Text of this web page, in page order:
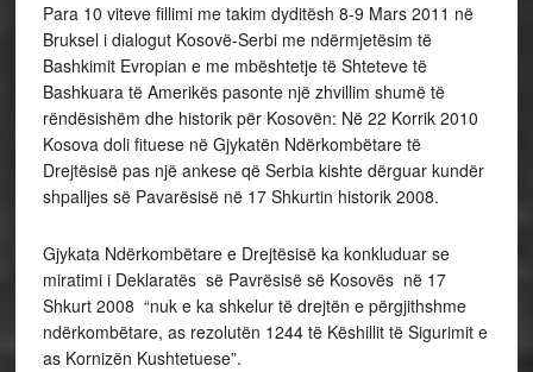
Para 10 viteve fillimi me takim dyditësh 8-9 Mars 2011 në
Bruksel i dialogut Kosovë-Serbi me ndërmjetësim të
Bashkimit Evropian e me mbështetje të Shteteve të
Bashkuara të Amerikës pasonte një zhvillim shumë të
rëndësishëm dhe historik për Kosovën: Në 22 Korrik 2010
Kosova doli fituese në Gjykatën Ndërkombëtare të
Drejtësisë pas një ankese që Serbia kishte dërguar kundër
shpalljes së Pavarësisë në 17 Shkurtin historik 2008.
Gjykata Ndërkombëtare e Drejtësisë ka konkluduar se
miratimi i Deklaratës së Pavrësisë së Kosovës në 17
Shkurt 2008 “nuk e ka shkelur të drejtën e përgjithshme
ndërkombëtare, as rezolutën 1244 të Këshillit të Sigurimit e
as Kornizën Kushtetuese”.